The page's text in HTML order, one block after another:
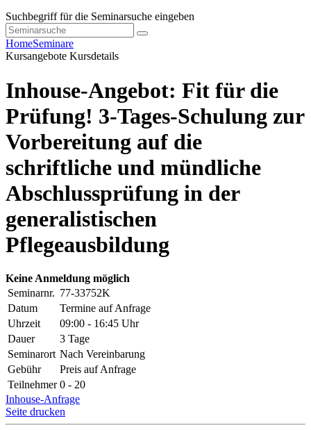
Suchbegriff für die Seminarsuche eingeben
HomeSeminare
Kursangebote Kursdetails
Inhouse-Angebot: Fit für die
Prüfung! 3-Tages-Schulung zur
Vorbereitung auf die
schriftliche und mündliche
Abschlussprüfung in der
generalistischen
Pflegeausbildung
Keine Anmeldung möglich
Seminarnr. 77-33752K
Datum
Termine auf Anfrage
Uhrzeit
09:00 - 16:45 Uhr
Dauer
3 Tage
Seminarort Nach Vereinbarung
Gebühr
Preis auf Anfrage
Teilnehmer 0 - 20
Inhouse-Anfrage
Seite drucken